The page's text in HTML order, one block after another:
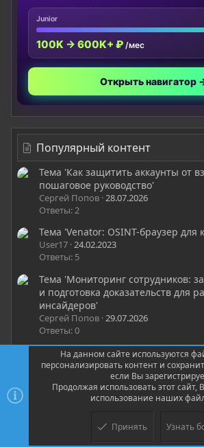
Junior
100K → 600K+ ₽ /мес
Открыть навигатор
Популярный контент
Тема 'Как защитить аккаунты от
пошаговое руководство'
Сергей Попов 28.07.2026
Ответы: 2
Тема 'Venator: OSINT-браузер для
User17 24.02.2023
Ответы: 5
Тема 'Мониторинг сотрудников:
и подготовка доказательств для
инсайдеров'
Сергей Попов 29.07.2026
Ответы: 0
Тема 'Кража интеллектуальной
через кибератаки: kill chain, TTP
R&D-компаний'
Сергей Попов
26.07.2026
Тема 'Тренировочная мишень.
На данном сайте используются
персонализировать контент и
если Вы
Продолжая использовать этот сайт,
использование наших
Принять Узнать